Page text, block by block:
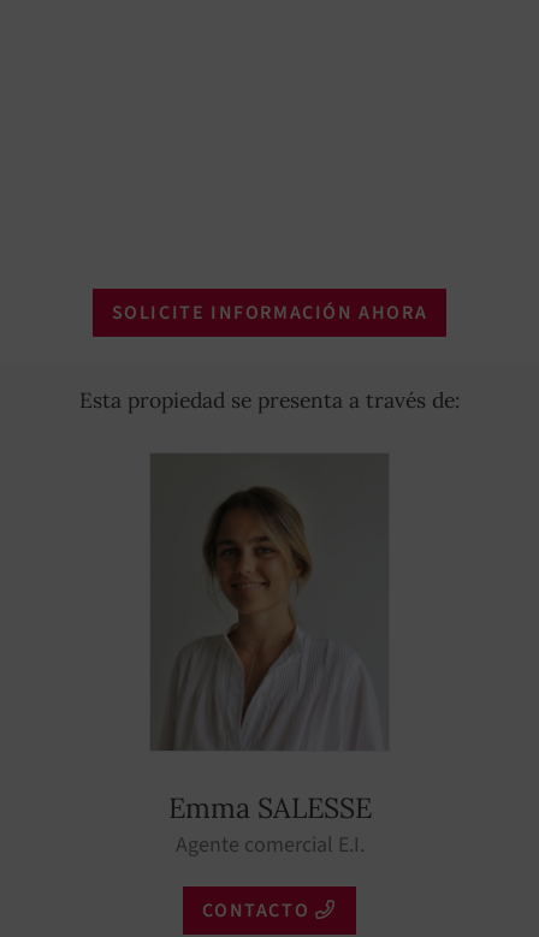
SOLICITE INFORMACIÓN AHORA
Esta propiedad se presenta a través de:
Emma SALESSE
Agente comercial E.I.
CONTACTO